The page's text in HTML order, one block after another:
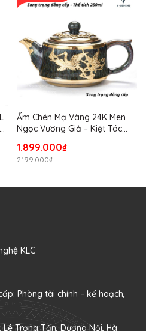
Ấm Chén Mạ Vàng 24K Men
Ngọc Vương Giả – Kiệt Tác
Hộp Lụa Cao Cấp
1.899.000₫
2.199.000₫
KLC
Phòng tài chính – kế hoạch,
Lê Trọng Tấn, Dương Nội, Hà